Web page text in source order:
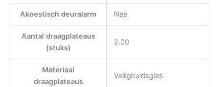
Akoestisch deuralarm Nee
Aantal draagplateaus
(stuks)
2.00
Materiaal
draagplateaus
Veiligheidsglas